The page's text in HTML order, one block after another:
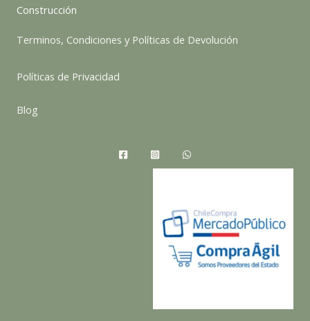
Construcción
Terminos, Condiciones y Políticas de Devolución
Políticas de Privacidad
Blog